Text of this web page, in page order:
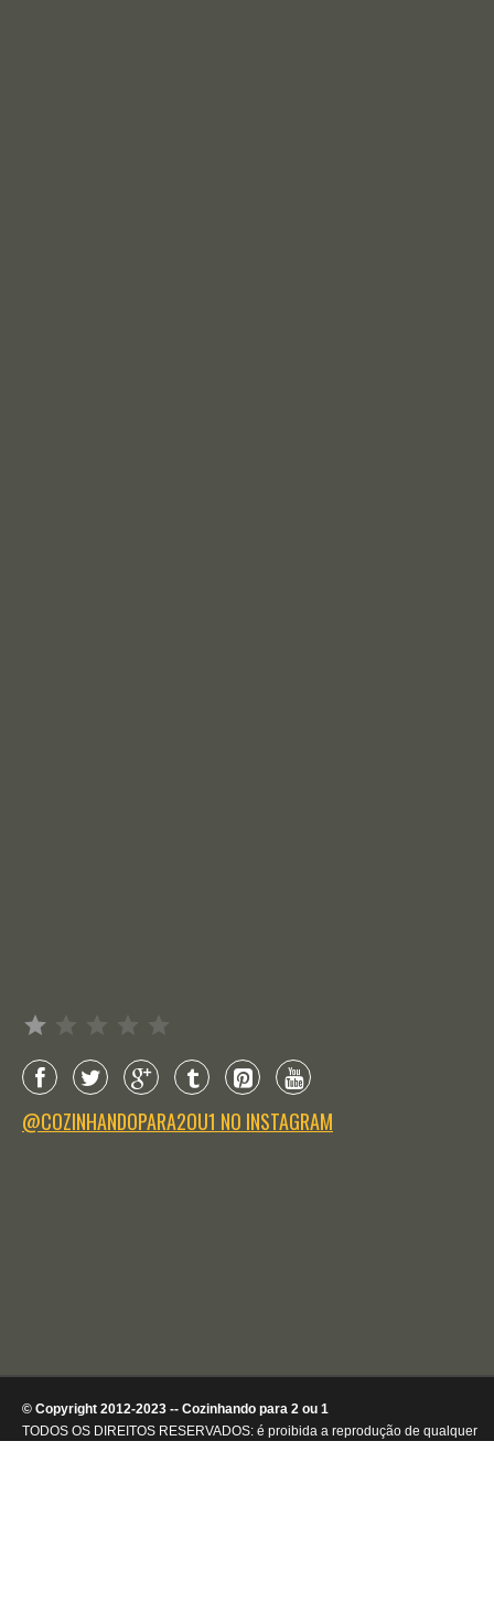
@COZINHANDOPARA2OU1 NO INSTAGRAM
© Copyright 2012-2023 -- Cozinhando para 2 ou 1
TODOS OS DIREITOS RESERVADOS: é proibida a reprodução de qualquer